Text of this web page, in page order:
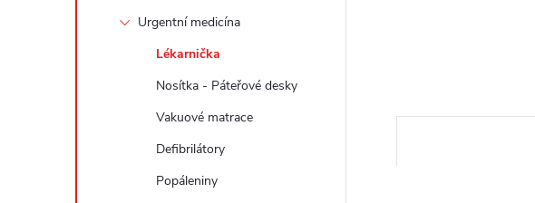
Urgentní medicína
Lékarnička
Nosítka - Páteřové desky
Vakuové matrace
Defibrilátory
Popáleniny